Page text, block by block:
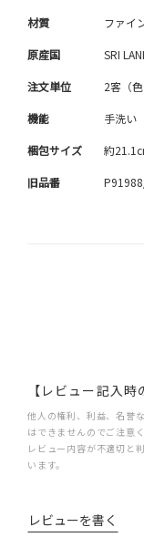
材質 ファイ
原産国 SRI
注文単位 2客（色
機能 手洗い
梱包サイズ 約
旧品番
【レビュー記入時
他人の権利、利益、名誉
はできませんのでご注意く
レビュー内容が不適切と
います。
レビューを書く